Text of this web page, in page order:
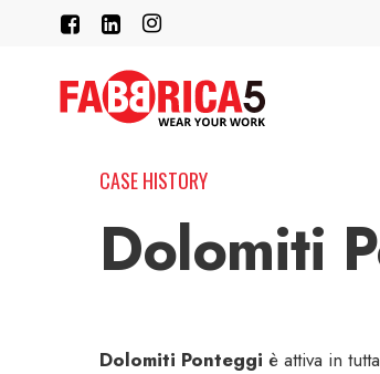
FACEBOOKLINKEDININSTAGRAM
CASE HISTORY
Dolomiti
Dolomiti Ponteggi è attiva in